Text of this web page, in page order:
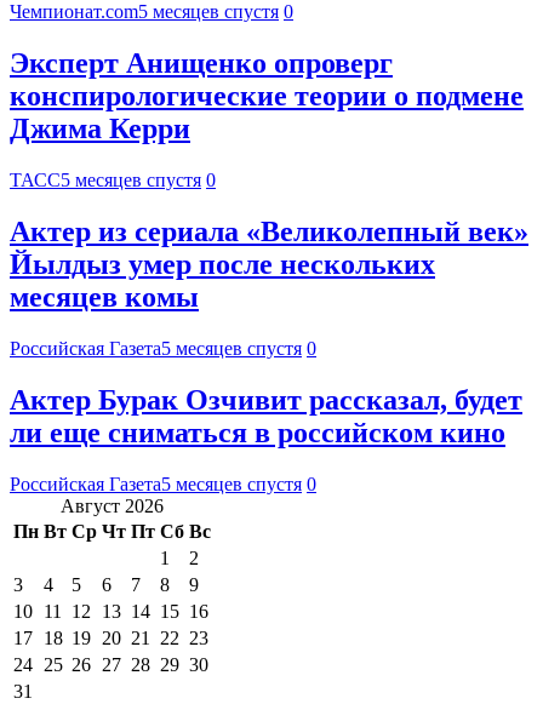
Чемпионат.com5 месяцев спустя 0
Эксперт Анищенко опроверг
конспирологические теории о подмене
Джима Керри
ТАСС5 месяцев спустя 0
Актер из сериала «Великолепный век»
Йылдыз умер после нескольких
месяцев комы
Российская Газета5 месяцев спустя 0
Актер Бурак Озчивит рассказал, будет
ли еще сниматься в российском кино
Российская Газета5 месяцев спустя 0
Август 2026
Пн Вт Ср Чт Пт Сб Вс
1
2
3
4 5 6 7 8
9
10 11 12 13 14 15 16
17 18 19 20 21 22 23
24 25 26 27 28 29 30
31